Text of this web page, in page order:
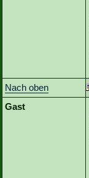
Nach oben
Gast